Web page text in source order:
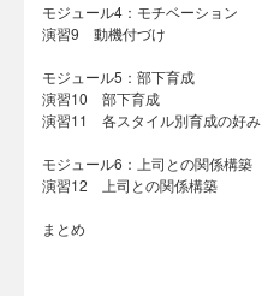
モジュール4：モチベーション
演習9 動機付づけ
モジュール5：部下育成
演習10 部下育成
演習11 各スタイル別育成の好み
モジュール6：上司との関係構築
演習12 上司との関係構築
まとめ